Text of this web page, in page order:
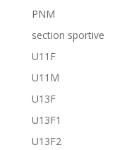
PNM
section sportive
U11F
U11M
U13F
U13F1
U13F2